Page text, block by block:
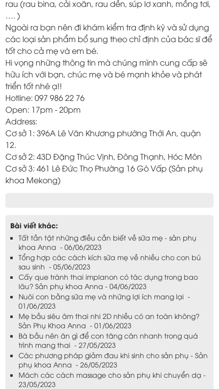
rau (rau bina, cải xoăn, rau dền, súp lơ xanh, mồng tơi,
…. )
Ngoài ra bạn nên đi khám kiểm tra định kỳ và sử dụng
các loại sản phẩm bổ sung theo chỉ định của bác sĩ để
tốt cho cả mẹ và em bé.
Hi vọng những thông tin mà chúng mình cung cấp sẽ
hữu ích với bạn, chúc mẹ và bé mạnh khỏe và phát
triển tốt nhé ạ!!
Hotline: 097 986 22 76
Open: 17pm - 20pm
Address:
Cơ sở 1: 396A Lê Văn Khương phường Thới An, quận
12.
Cơ sở 2: 43D Đặng Thúc Vịnh, Đông Thạnh, Hóc Môn
Cơ sở 3: 461 Lê Đức Thọ Phường 16 Gò Vấp (Sản phụ
khoa Mekong)
Bài viết khác:
Tất tần tật những điều cần biết về sữa mẹ - sản phụ
khoa Anna - 06/06/2023
Tổng hợp các cách kích sữa mẹ về nhiều cho con bú
sau sinh - 05/06/2023
Cấy que tránh thai implanon có tác dụng trong bao
lâu? Sản phụ khoa Anna - 04/06/2023
Nuôi con bằng sữa mẹ và những lợi ích mang lại -
01/06/2023
Mẹ bầu siêu âm thai nhi 2D nhiều có an toàn không?
Sản Phụ Khoa Anna - 01/06/2023
Bà bầu nên ăn gì để con tăng cân nhanh trong quá
trình mang thai - 27/05/2023
Các phương pháp giảm đau khi sinh cho sản phụ - Sản
phụ khoa Anna - 26/05/2023
Mách các cách massage cho sản phụ khi chuyển dạ -
23/05/2023